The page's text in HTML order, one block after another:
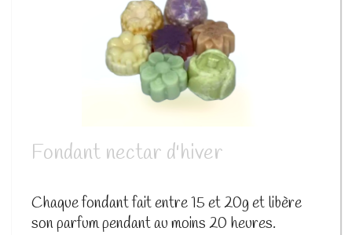
Fondant nectar d'hiver
Chaque fondant fait entre 15 et 20g et libère
son parfum pendant au moins 20 heures.